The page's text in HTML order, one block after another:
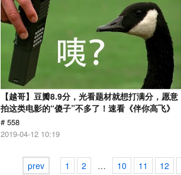
【越哥】豆瓣8.9分，光看题材就想打满分，愿意
拍这类电影的“傻子”不多了！速看《伴你高飞》
# 558
2019-04-12 10:19
prev 1 2 … 10 11 12